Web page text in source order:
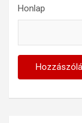
Honlap